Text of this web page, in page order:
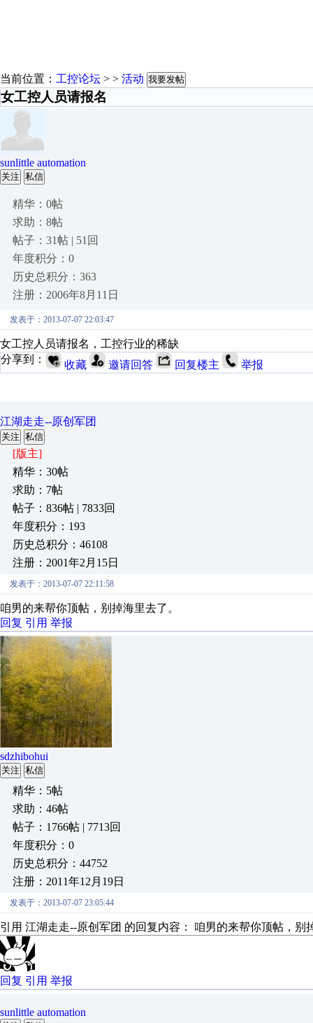
当前位置： 工控论坛 > > 活动 我要发帖
女工控人员请报名
sunlittle automation
关注 私信
精华：0帖
求助：8帖
帖子：31帖 | 51回
年度积分：0
历史总积分：363
注册：2006年8月11日
发表于：2013-07-07 22:03:47
女工控人员请报名，工控行业的稀缺
分享到：
收藏 邀请回答 回复楼主 举报
江湖走走--原创军团
关注 私信
[版主]
精华：30帖
求助：7帖
帖子：836帖 | 7833回
年度积分：193
历史总积分：46108
注册：2001年2月15日
发表于：2013-07-07 22:11:58
咱男的来帮你顶帖，别掉海里去了。
回复 引用 举报
sdzhibohui
关注 私信
精华：5帖
求助：46帖
帖子：1766帖 | 7713回
年度积分：0
历史总积分：44752
注册：2011年12月19日
发表于：2013-07-07 23:05:44
引用 江湖走走--原创军团 的回复内容： 咱男的来帮你顶帖，别
回复 引用 举报
sunlittle automation